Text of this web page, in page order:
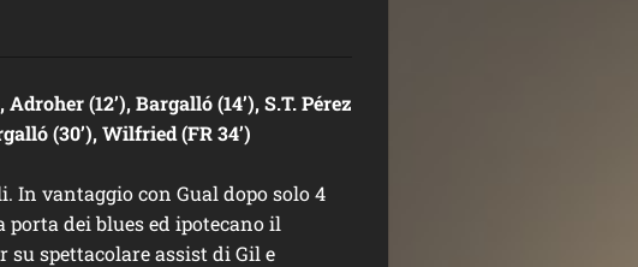
(12’), Bargalló (14’), S.T. Pérez
(30’), Wilfried (FR 34’)
In vantaggio con Gual dopo solo 4
dei blues ed ipotecano il
spettacolare assist di Gil e